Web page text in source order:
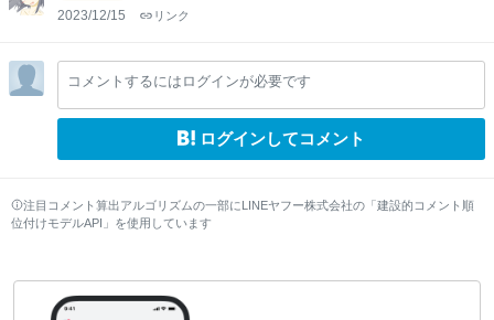
2023/12/15 リンク
コメントするにはログインが必要です
ログインしてコメント
注目コメント算出アルゴリズムの一部にLINEヤフー株式会社の「建設的コメント順
位付けモデルAPI」を使用しています